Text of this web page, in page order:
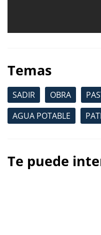
Temas
SADIR OBRA
AGUA POTABLE
Te puede